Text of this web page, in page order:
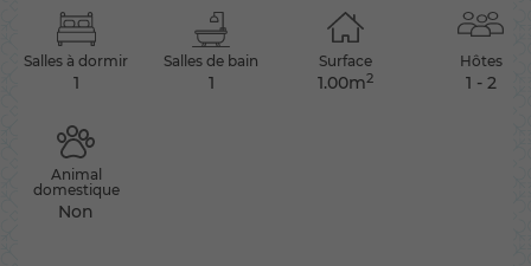
Salles à dormir
1
Salles de bain
1
Surface
1.00m2
Hôtes
1 - 2
Animal
domestique
Non